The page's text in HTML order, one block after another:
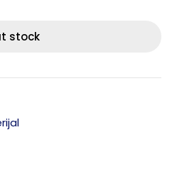
stock